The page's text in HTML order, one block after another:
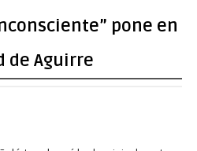
pone en
de Aguirre